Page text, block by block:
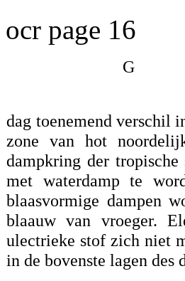
ocr page 16
G
dag toenemend verschil
zone van hot
dampkring der
met waterdamp te
blaasvormige dampen
blaauw van vroeger.
ulectrieke stof zich niet
in de bovenste lagen des